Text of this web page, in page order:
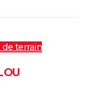
terrain